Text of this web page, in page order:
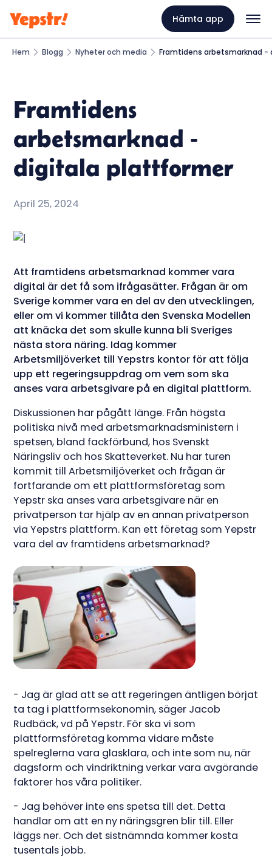
Hämta app
Hem Blogg Nyheter och media Framtidens arbetsmarknad
Framtidens
arbetsmarknad -
digitala plattformer
April 25, 2024
Att framtidens arbetsmarknad kommer vara
digital är det få som ifrågasätter. Frågan är om
Sverige kommer vara en del av den utvecklingen,
eller om vi kommer tillåta den Svenska Modellen
att knäcka det som skulle kunna bli Sveriges
nästa stora näring. Idag kommer
Arbetsmiljöverket till Yepstrs kontor för att följa
upp ett regeringsuppdrag om vem som ska
anses vara arbetsgivare på en digital plattform.
Diskussionen har pågått länge. Från högsta
politiska nivå med arbetsmarknadsministern i
spetsen, bland fackförbund, hos Svenskt
Näringsliv och hos Skatteverket. Nu har turen
kommit till Arbetsmiljöverket och frågan är
fortfarande om ett plattformsföretag som
Yepstr ska anses vara arbetsgivare när en
privatperson tar hjälp av en annan privatperson
via Yepstrs plattform. Kan ett företag som Yepstr
vara del av framtidens arbetsmarknad?
- Jag är glad att se att regeringen äntligen börjat
ta tag i plattformsekonomin, säger Jacob
Rudbäck, vd på Yepstr. För ska vi som
plattformsföretag komma vidare måste
spelreglerna vara glasklara, och inte som nu, när
dagsform och vindriktning verkar vara avgörande
faktorer hos våra politiker.
- Jag behöver inte ens spetsa till det. Detta
handlar om att en ny näringsgren blir till. Eller
läggs ner. Och det sistnämnda kommer kosta
tusentals jobb.